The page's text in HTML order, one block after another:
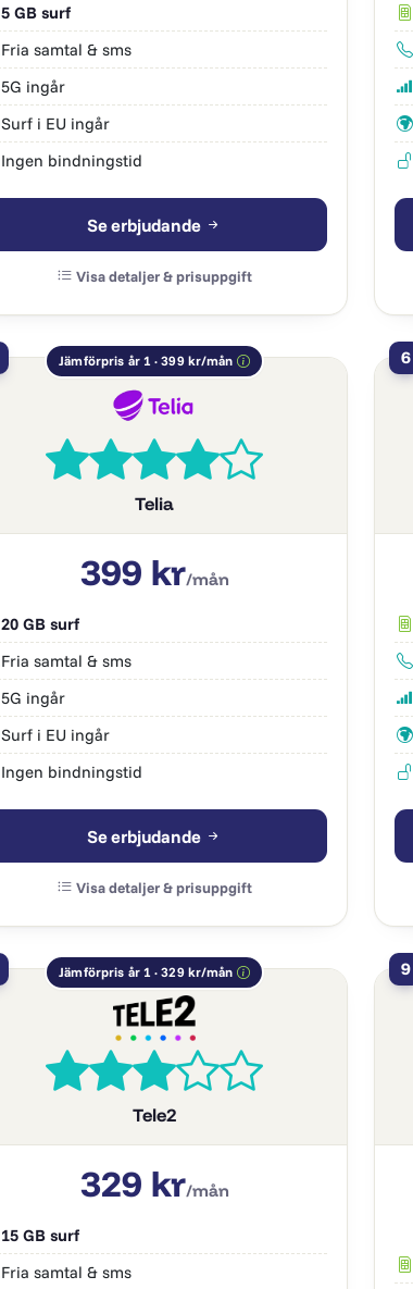
5 GB surf
Fria samtal & sms
5G ingår
Surf i EU ingår
Ingen bindningstid
Se erbjudande
Visa detaljer & prisuppgift
Jämförpris år 1 · 399 kr/mån
Telia
399 kr/mån
20 GB surf
Fria samtal & sms
5G ingår
Surf i EU ingår
Ingen bindningstid
Se erbjudande
Visa detaljer & prisuppgift
6
Jämförpris år 1 · 329 kr/mån
Tele2
329 kr/mån
15 GB surf
Fria samtal & sms
9